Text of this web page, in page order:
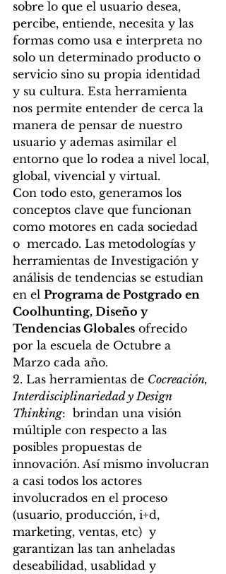
sobre lo que el usuario desea,
percibe, entiende, necesita y las
formas como usa e interpreta no
solo un determinado producto o
servicio sino su propia identidad
y su cultura. Esta herramienta
nos permite entender de cerca la
manera de pensar de nuestro
usuario y ademas asimilar el
entorno que lo rodea a nivel local,
global, vivencial y virtual.
Con todo esto, generamos los
conceptos clave que funcionan
como motores en cada sociedad
o  mercado. Las metodologías y
herramientas de Investigación y
análisis de tendencias se estudian
en el Programa de Postgrado en
Coolhunting, Diseño y
Tendencias Globales ofrecido
por la escuela de Octubre a
Marzo cada año.
2. Las herramientas de Cocreación,
Interdisciplinariedad y Design
Thinking:  brindan una visión
múltiple con respecto a las
posibles propuestas de
innovación. Así mismo involucran
a casi todos los actores
involucrados en el proceso
(usuario, producción, i+d,
marketing, ventas, etc)  y
garantizan las tan anheladas
deseabilidad, usablidad y